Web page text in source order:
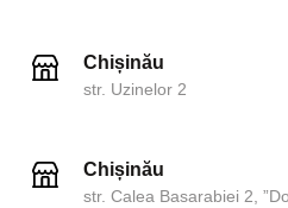
Chișinău
str. Uzinelor 2
Chișinău
str. Calea Basarabiei 2,